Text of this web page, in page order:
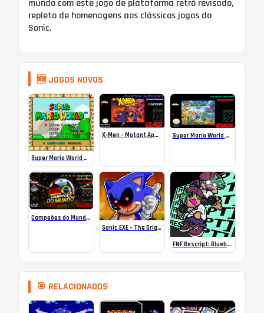
mundo com este jogo de plataforma retrô revisado,
repleto de homenagens aos clássicos jogos do
Sonic.
🆕 JOGOS NOVOS
Super Mario World SA-1 Online
X-Men – Mutant Apocalypse Rebalanced Online Super Mario World Mix Online
Campeões do Mundo (ISS) Online
Sonic.EXE – The Original Game Online
FNF Rescript: Blueballed
🎯 RELACIONADOS